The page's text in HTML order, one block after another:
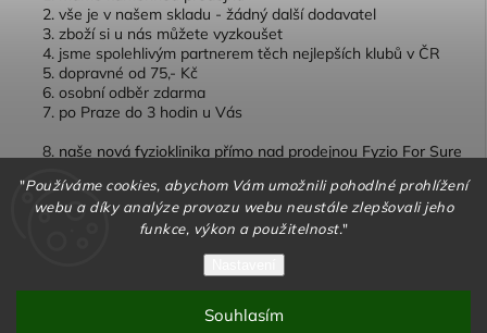
"Používáme cookies, abychom Vám umožnili pohodlné prohlížení
webu a díky analýze provozu webu neustále zlepšovali jeho
funkce, výkon a použitelnost."
Souhlasím
vše je v našem skladu - žádný další dodavatel
zboží si u nás můžete vyzkoušet
jsme spolehlivým partnerem těch nejlepších klubů v ČR
dopravné od 75,- Kč
osobní odběr zdarma
po Praze do 3 hodin u Vás
naše nová fyzioklinika přímo nad prodejnou Fyzio For Sure
Vytvořil Shoptet
Shoptet| Design